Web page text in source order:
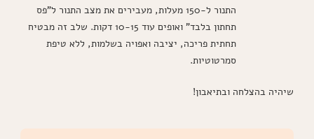
התנור ל-150 מעלות, מעבירים את מצב התנור ל"פס
תחתון בלבד" ואופים עוד 10-15 דקות. שלב זה מבטיח
תחתית פריכה, יציבה ואפויה בשלמות, ללא טיפת
סמרטוטיות.
שיהיה בהצלחה ובתיאבון!